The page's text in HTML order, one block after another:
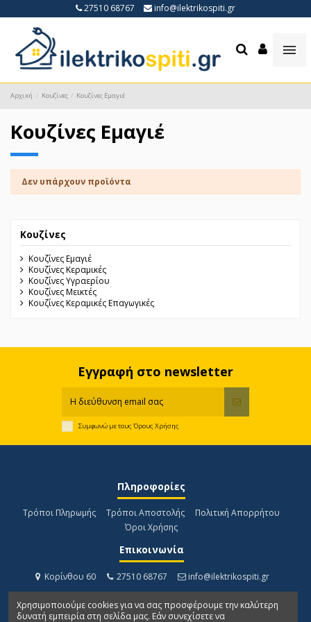
27510 68767 info@ilektrikospiti.gr
Αρχική Κουζίνες Κουζίνες Εμαγιέ
Κουζίνες Εμαγιέ
Δεν υπάρχουν προϊόντα
Κουζίνες
Κουζίνες Εμαγιέ
Κουζίνες Κεραμικές
Κουζίνες Υγραερίου
Κουζίνες Μεικτές
Κουζίνες Κεραμικές Επαγωγικές
Εγγραφή στο newsletter
Συμφωνώ με τους Όρους Χρήσης
Πληροφορίες
Τρόποι Πληρωμής Τρόποι Αποστολής
Πολιτική Απορρήτου
Όροι Χρήσης
Επικοινωνία
Κορίνθου 60 27510 68767 info@ilektrikospiti.gr
Χρησιμοποιούμε cookies για να σας προσφέρουμε την καλύτερη
δυνατή εμπειρία στη σελίδα μας. Εάν συνεχίσετε να